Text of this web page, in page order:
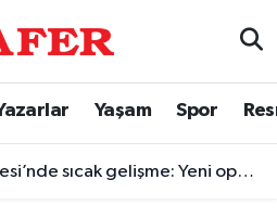
Yaşam Spor
sıcak gelişme: Yeni operasyon düzenlendi